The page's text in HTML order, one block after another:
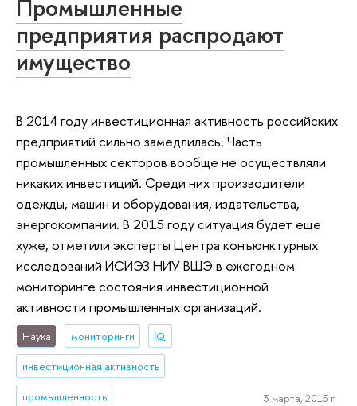
Промышленные
предприятия распродают
имущество
В 2014 году инвестиционная активность российских
предприятий сильно замедлилась. Часть
промышленных секторов вообще не осуществляли
никаких инвестиций. Среди них производители
одежды, машин и оборудования, издательства,
энергокомпании. В 2015 году ситуация будет еще
хуже, отметили эксперты Центра конъюнктурных
исследований ИСИЭЗ НИУ ВШЭ в ежегодном
мониторинге состояния инвестиционной
активности промышленных организаций.
Наука мониторинги IQ
инвестиционная активность
промышленность 3 марта, 2015 г.